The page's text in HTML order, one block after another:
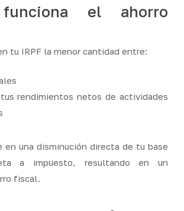
funciona el ahorro
tu IRPF la menor cantidad entre:
rendimientos netos de actividades
en una disminución directa de tu base
a impuesto, resultando en un
fiscal.